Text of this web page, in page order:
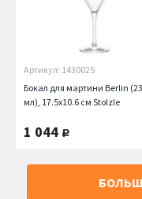
Артикул: 1430025
Бокал для мартини Berlin
мл), 17.5х10.6 см Stolzle
1 044 руб.